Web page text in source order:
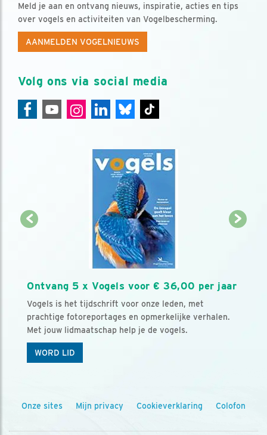
Meld je aan en ontvang nieuws, inspiratie, acties en tips
over vogels en activiteiten van Vogelbescherming.
AANMELDEN VOGELNIEUWS
Volg ons via social media
Ontvang 5 x Vogels voor € 36,00 per jaar
Vogels is het tijdschrift voor onze leden, met
prachtige fotoreportages en opmerkelijke verhalen.
Met jouw lidmaatschap help je de vogels.
WORD LID
Onze sites Mijn privacy Cookieverklaring Colofon